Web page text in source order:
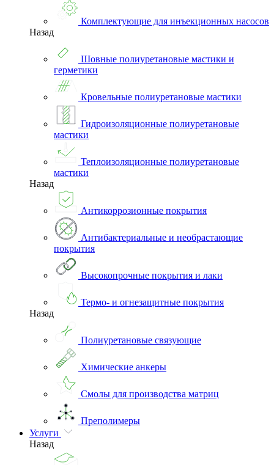
Комплектующие для инъекционных насосов
Назад
Шовные полиуретановые мастики и
герметики
Кровельные полиуретановые мастики
Гидроизоляционные полиуретановые
мастики
Теплоизоляционные полиуретановые
мастики
Назад
Антикоррозионные покрытия
Антибактериальные и необрастающие
покрытия
Высокопрочные покрытия и лаки
Термо- и огнезащитные покрытия
Назад
Полиуретановые связующие
Химические анкеры
Смолы для производства матриц
Преполимеры
Услуги
Назад